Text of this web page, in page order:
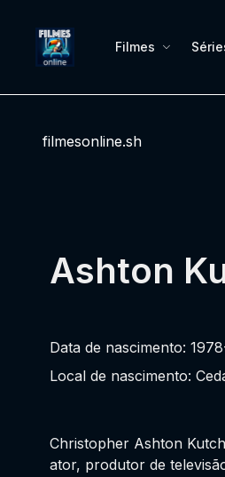
Filmes
filmesonline.sh
Ashton
Data de nascimento:
Local de nascimento:
Christopher Ashton
ator, produtor de